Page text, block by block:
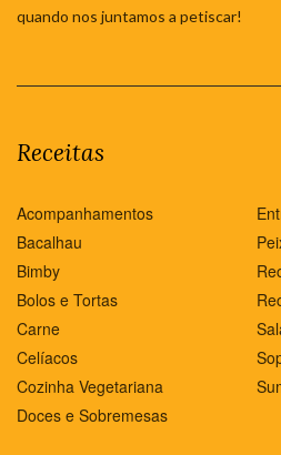
quando nos juntamos a petiscar!
Receitas
Acompanhamentos
Bacalhau
Bimby
Bolos e Tortas
Carne
Celíacos
Cozinha Vegetariana
Doces e Sobremesas